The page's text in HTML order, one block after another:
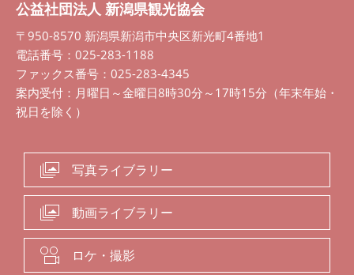
公益社団法人 新潟県観光協会
〒950-8570 新潟県新潟市中央区新光町4番地1
電話番号：025-283-1188
ファックス番号：025-283-4345
案内受付：月曜日～金曜日8時30分～17時15分（年末年始・
祝日を除く）
写真ライブラリー
動画ライブラリー
ロケ・撮影